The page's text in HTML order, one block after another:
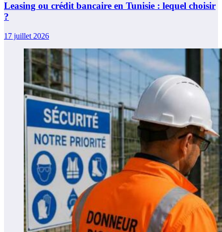
Leasing ou crédit bancaire en Tunisie : lequel choisir
?
17 juillet 2026